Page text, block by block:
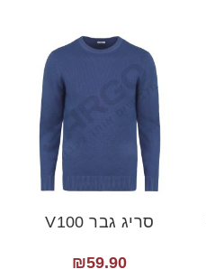
סריג גבר V100
₪59.90